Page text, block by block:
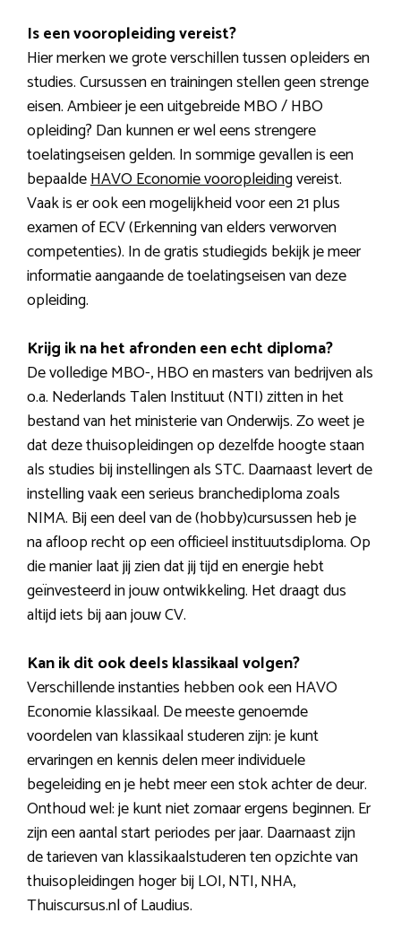
Is een vooropleiding vereist?
Hier merken we grote verschillen tussen opleiders en
studies. Cursussen en trainingen stellen geen strenge
eisen. Ambieer je een uitgebreide MBO / HBO
opleiding? Dan kunnen er wel eens strengere
toelatingseisen gelden. In sommige gevallen is een
bepaaldeHAVO Economie vooropleidingvereist.
Vaak is er ook een mogelijkheid voor een 21 plus
examen of ECV (Erkenning van elders verworven
competenties). In de gratis studiegids bekijk je meer
informatie aangaande de toelatingseisen van deze
opleiding.
Krijg ik na het afronden een echt diploma?
De volledige MBO-, HBO en masters van bedrijven als
o.a. Nederlands Talen Instituut (NTI) zitten in het
bestand van het ministerie van Onderwijs. Zo weet je
dat deze thuisopleidingen op dezelfde hoogte staan
als studies bij instellingen als STC. Daarnaast levert de
instelling vaak een serieus branchediploma zoals
NIMA. Bij een deel van de (hobby)cursussen heb je
na afloop recht op een officieel instituutsdiploma. Op
die manier laat jij zien dat jij tijd en energie hebt
geïnvesteerd in jouw ontwikkeling. Het draagt dus
altijd iets bij aan jouw CV.
Kan ik dit ook deels klassikaal volgen?
Verschillende instanties hebben ook een HAVO
Economie klassikaal. De meeste genoemde
voordelen van klassikaal studeren zijn: je kunt
ervaringen en kennis delen meer individuele
begeleiding en je hebt meer een stok achter de deur.
Onthoud wel: je kunt niet zomaar ergens beginnen. Er
zijn een aantal start periodes per jaar. Daarnaast zijn
de tarieven van klassikaalstuderen ten opzichte van
thuisopleidingen hoger bij LOI, NTI, NHA,
Thuiscursus.nl of Laudius.